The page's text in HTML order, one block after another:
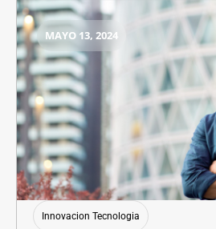
MAYO 13, 2024
Innovacion Tecnologia